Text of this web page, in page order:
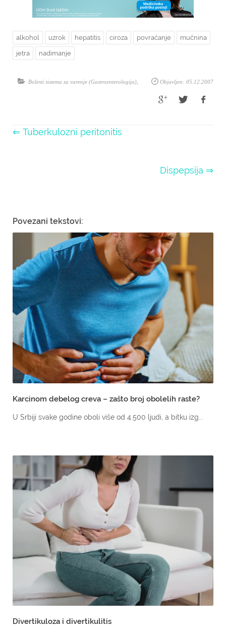
alkohol uzrok hepatitis ciroza povraćanje mučnina
jetra nadimanje
Objavljen: 05.12.2007
Bolesti sistema za varenje (Gastroenterologija)
⇐ Tuberkulozni peritonitis
Dispepsija ⇒
Povezani tekstovi:
Karcinom debelog creva – zašto broj obolelih raste?
U Srbiji svake godine oboli više od 4.500 ljudi, a bitku izg...
Divertikuloza i divertikulitis